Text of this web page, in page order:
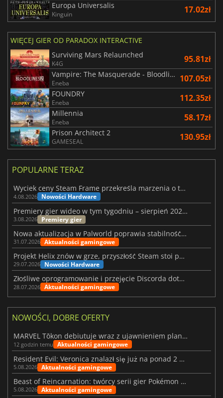
Europa Universalis
Kinguin 17.02zł
WIĘCEJ GIER OD PARADOX INTERACTIVE
Surviving Mars Relaunched
K4G 95.81zł
Vampire: The Masquerade - Bloodlines 2
Eneba 107.05zł
FOUNDRY
Eneba 112.35zł
Millennia
Eneba 58.17zł
Prison Architect 2
GAMESEAL 130.95zł
POPULARNE TERAZ
Wyciek ceny Steam Frame przekreśla marzenia o tanim zestawie VR
4.08.2026 Nowości Hardware
Premiery gier wideo w tym tygodniu – sierpień 2026 r. (32. tydzień)
3.08.2026 Premiery gier
Nowa aktualizacja w Palworld poprawia stabilność Sunreach i walk z bossami
31.07.2026 Aktualności gamingowe
Projekt Helix znów w grze, przyszłość Steam stoi pod znakiem zapytania
29.07.2026 Nowości Hardware
Złośliwe oprogramowanie i przejęcie Discorda dotknęły Meccha Chameleon
28.07.2026 Aktualności gamingowe
NOWOŚCI, DOBRE OFERTY
MARVEL Tōkon debiutuje wraz z ujawnieniem planu rozwoju na pierwszy rok
12 godzin temu Aktualności gamingowe
Resident Evil: Veronica znalazł się już na ponad 2 milionach list życzeń
5.08.2026 Aktualności gamingowe
Beast of Reincarnation: twórcy serii gier Pokémon wkraczają na nową ścieżkę
5.08.2026 Aktualności gamingowe